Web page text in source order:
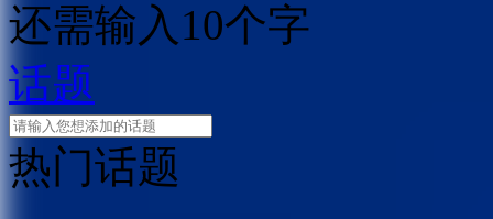
还需输入10个字
话题
热门话题